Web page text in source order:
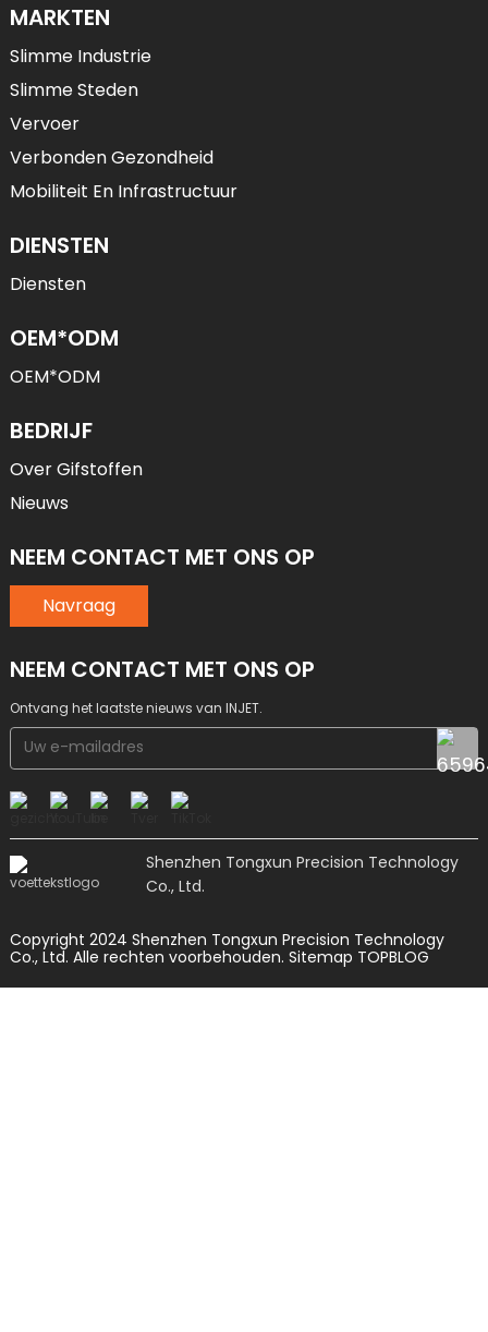
MARKTEN
Slimme Industrie
Slimme Steden
Vervoer
Verbonden Gezondheid
Mobiliteit En Infrastructuur
DIENSTEN
Diensten
OEM*ODM
OEM*ODM
BEDRIJF
Over Gifstoffen
Nieuws
NEEM CONTACT MET ONS OP
Navraag
NEEM CONTACT MET ONS OP
Ontvang het laatste nieuws van INJET.
Shenzhen Tongxun Precision Technology
Co., Ltd.
Copyright 2024 Shenzhen Tongxun Precision Technology
Co., Ltd. Alle rechten voorbehouden. Sitemap TOPBLOG